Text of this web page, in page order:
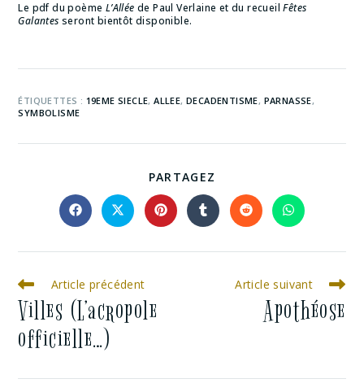
Le pdf du poème L’Allée de Paul Verlaine et du recueilFêtes
Galantes seront bientôt disponible.
ÉTIQUETTES : 19EME SIECLE, ALLEE, DECADENTISME, PARNASSE,
SYMBOLISME
PARTAGEZ
Article précédent
Villes (L’acropole
officielle…)
Article suivant
Apothéose